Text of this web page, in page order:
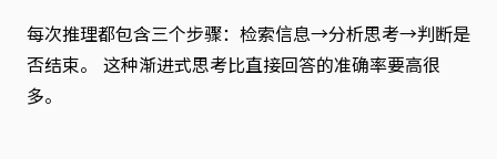
每次推理都包含三个步骤：检索信息→分析思考→判断是
否结束。 这种渐进式思考比直接回答的准确率要高很
多。